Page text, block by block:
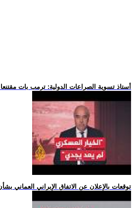
.. أستاذ تسوية الصراعات الدولية: ترمب بات
.. توقعات بالإعلان عن الاتفاق الإيراني العماني